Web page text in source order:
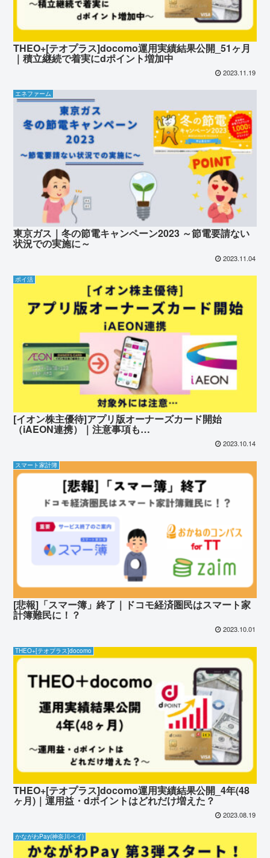
THEO+[テオプラス]docomo運用実績結果公開_51ヶ月
｜積立継続で着実にdポイント増加中
2023.11.19
エネファーム
東京ガス｜冬の節電キャンペーン2023 ～節電要請ない
状況での実施に～
2023.11.04
ポイ活
[イオン株主優待]アプリ版オーナーズカード開始
（iAEON連携）｜注意事項も…
2023.10.14
スマート家計簿
[悲報]「スマー簿」終了｜ドコモ経済圏民はスマート家
計簿難民に！？
2023.10.01
THEO+[テオプラス]docomo
THEO+[テオプラス]docomo運用実績結果公開_4年(48
ヶ月)｜運用益・dポイントはどれだけ増えた？
2023.08.19
かながわPay(神奈川ペイ)